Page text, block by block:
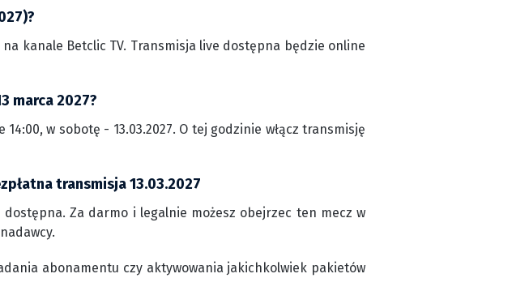
kanale Betclic TV. Transmisja live dostępna będzie online
marca 2027?
w sobotę - 13.03.2027. O tej godzinie włącz transmisję
transmisja 13.03.2027
Za darmo i legalnie możesz obejrzec ten mecz w
abonamentu czy aktywowania jakichkolwiek pakietów